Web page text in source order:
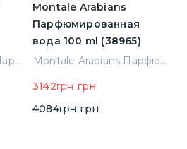
Kilian Old Fashioned Парфюмированная вода 100 ml (3700550240723)
Montale Arabians
Парфюмированная
вода 100 ml (38965)
Montale Arabians Парфюмированная вода 100 ml (38965)
3142грн грн
4084грнгрн